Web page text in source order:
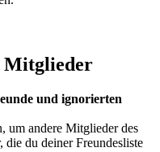
Mitglieder
und ignorierten
um andere Mitglieder des
du deiner Freundesliste